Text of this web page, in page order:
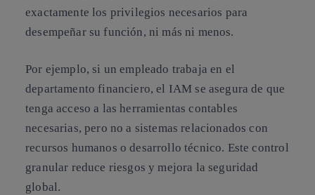
exactamente los privilegios necesarios para
desempeñar su función, ni más ni menos.
Por ejemplo, si un empleado trabaja en el
departamento financiero, el IAM se asegura de que
tenga acceso a las herramientas contables
necesarias, pero no a sistemas relacionados con
recursos humanos o desarrollo técnico. Este control
granular reduce riesgos y mejora la seguridad
global.